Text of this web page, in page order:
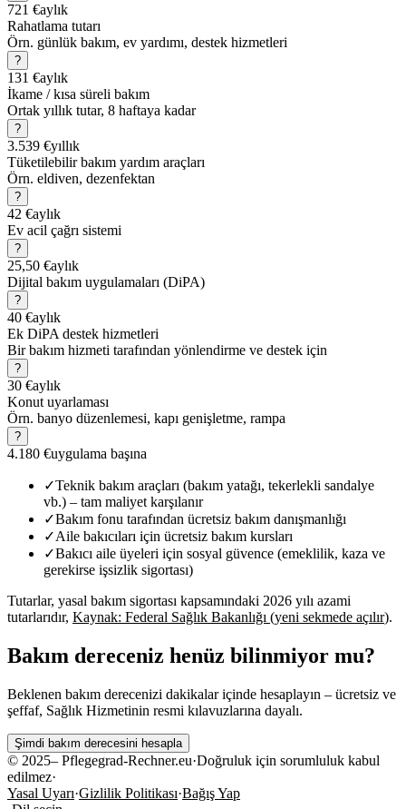
721 €aylık
Rahatlama tutarı
Örn. günlük bakım, ev yardımı, destek hizmetleri
?
131 €aylık
İkame / kısa süreli bakım
Ortak yıllık tutar, 8 haftaya kadar
?
3.539 €yıllık
Tüketilebilir bakım yardım araçları
Örn. eldiven, dezenfektan
?
42 €aylık
Ev acil çağrı sistemi
?
25,50 €aylık
Dijital bakım uygulamaları (DiPA)
?
40 €aylık
Ek DiPA destek hizmetleri
Bir bakım hizmeti tarafından yönlendirme ve destek için
?
30 €aylık
Konut uyarlaması
Örn. banyo düzenlemesi, kapı genişletme, rampa
?
4.180 €uygulama başına
✓Teknik bakım araçları (bakım yatağı, tekerlekli sandalye
vb.) – tam maliyet karşılanır
✓Bakım fonu tarafından ücretsiz bakım danışmanlığı
✓Aile bakıcıları için ücretsiz bakım kursları
✓Bakıcı aile üyeleri için sosyal güvence (emeklilik, kaza ve
gerekirse işsizlik sigortası)
Tutarlar, yasal bakım sigortası kapsamındaki 2026 yılı azami
tutarlarıdır, Kaynak: Federal Sağlık Bakanlığı (yeni sekmede açılır).
Bakım dereceniz henüz bilinmiyor mu?
Beklenen bakım derecenizi dakikalar içinde hesaplayın – ücretsiz ve
şeffaf, Sağlık Hizmetinin resmi kılavuzlarına dayalı.
Şimdi bakım derecesini hesapla
© 2025– Pflegegrad-Rechner.eu·Doğruluk için sorumluluk kabul
edilmez·
Yasal Uyarı·Gizlilik Politikası·Bağış Yap